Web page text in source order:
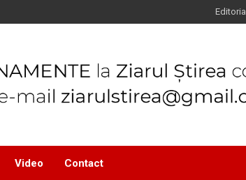
Editorial
Video Contact